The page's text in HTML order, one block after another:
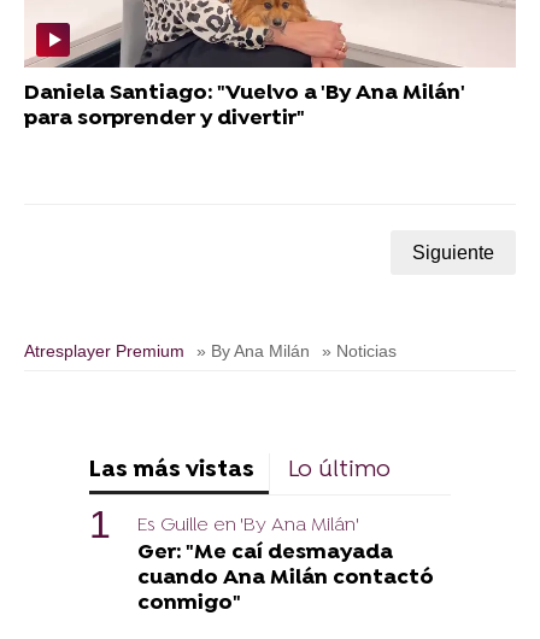
Daniela Santiago: "Vuelvo a 'By Ana Milán'
para sorprender y divertir"
Siguiente
Atresplayer Premium » By Ana Milán » Noticias
Las más vistas Lo último
Es Guille en 'By Ana Milán'
Ger: "Me caí desmayada
cuando Ana Milán contactó
conmigo"